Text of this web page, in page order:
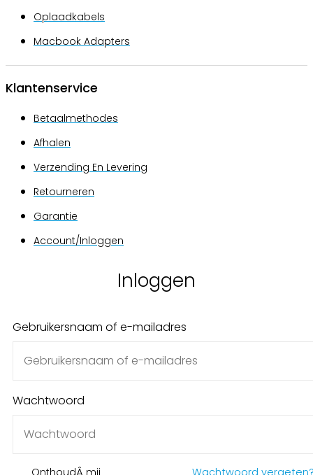
Oplaadkabels
Macbook Adapters
Klantenservice
Betaalmethodes
Afhalen
Verzending En Levering
Retourneren
Garantie
Account/Inloggen
Gebruikersnaam of e-mailadres
Wachtwoord